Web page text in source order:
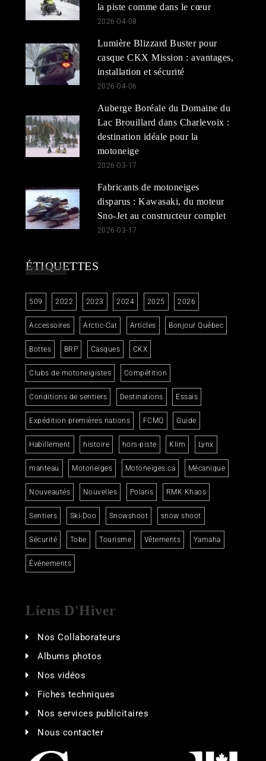
la piste comme dans le cœur
2026-04-08
Lumière Blizzard Buster pour
casque CKX Mission : avantages,
installation et sécurité
2026-04-06
Auberge Boréale du Domaine du
Lac Brouillard dans Charlevoix :
destination idéale pour la
motoneige
2026-03-17
Fabricants de motoneiges
disparus : Kawasaki, du moteur
Sno-Jet au constructeur complet
2026-03-17
ÉTIQUETTES
509 2022 2023 2024 2025 2026
Accessoires Arctic-Cat Articles Bonjour Québec
Bottes BRP Casques CKX
Clubs de motoneigistes Compétition
Conditions de sentiers Destinations Essais
Expédition premières nations FCMQ Guide
Habillement histoire hors-piste Klim Lynx
manteau Motoneiges Motoneiges.ca Mécanique
Nouveautés Nouvelles Polaris RMK Khaos
Sentiers Ski-Doo Snowshoot snow shoot
Sécurité Tobe Tourisme Vêtements Yamaha
Événements
Liens D'Hiver
Nos Collaborateurs
Albums photos
Nos vidéos
Fiches techniques
Nos services publicitaires
Nous contacter